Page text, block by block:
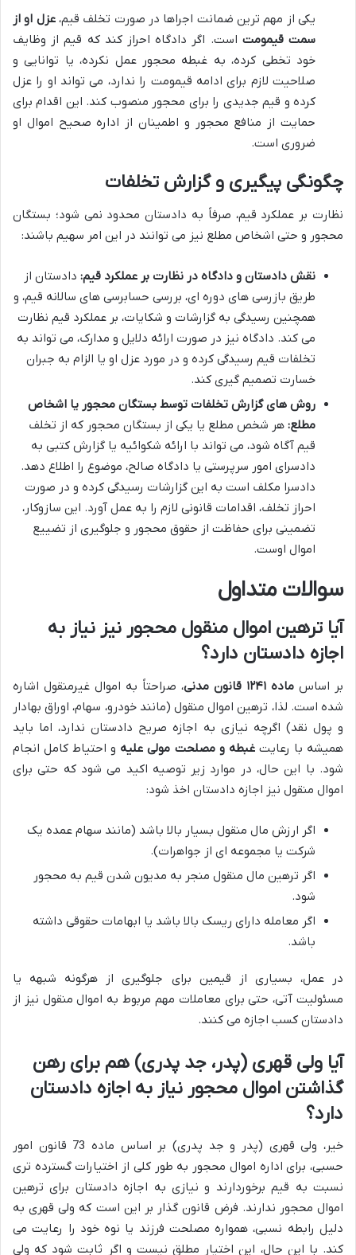
یکی از مهم ترین ضمانت اجراها در صورت تخلف قیم،عزل او از
سمت قیمومت است. اگر دادگاه احراز کند که قیم از وظایف
خود تخطی کرده، به غبطه محجور عمل نکرده، یا توانایی و
صلاحیت لازم برای ادامه قیمومت را ندارد، می تواند او را عزل
کرده و قیم جدیدی را برای محجور منصوب کند. این اقدام برای
حمایت از منافع محجور و اطمینان از اداره صحیح اموال او
ضروری است.
چگونگی پیگیری و گزارش تخلفات
نظارت بر عملکرد قیم، صرفاً به دادستان محدود نمی شود؛ بستگان
محجور و حتی اشخاص مطلع نیز می توانند در این امر سهیم باشند:
نقش دادستان و دادگاه در نظارت بر عملکرد قیم: دادستان از
طریق بازرسی های دوره ای، بررسی حسابرسی های سالانه قیم، و
همچنین رسیدگی به گزارشات و شکایات، بر عملکرد قیم نظارت
می کند. دادگاه نیز در صورت ارائه دلایل و مدارک، می تواند به
تخلفات قیم رسیدگی کرده و در مورد عزل او یا الزام به جبران
خسارت تصمیم گیری کند.
روش های گزارش تخلفات توسط بستگان محجور یا اشخاص
مطلع: هر شخص مطلع یا یکی از بستگان محجور که از تخلف
قیم آگاه شود، می تواند با ارائه شکوائیه یا گزارش کتبی به
دادسرای امور سرپرستی یا دادگاه صالح، موضوع را اطلاع دهد.
دادسرا مکلف است به این گزارشات رسیدگی کرده و در صورت
احراز تخلف، اقدامات قانونی لازم را به عمل آورد. این سازوکار،
تضمینی برای حفاظت از حقوق محجور و جلوگیری از تضییع
اموال اوست.
سوالات متداول
آیا ترهین اموال منقول محجور نیز نیاز به
اجازه دادستان دارد؟
بر اساس ماده ۱۲۴۱ قانون مدنی
، صراحتاً به اموال غیرمنقول اشاره
شده است. لذا، ترهین اموال منقول (مانند خودرو، سهام، اوراق بهادار
و پول نقد) اگرچه نیازی به اجازه صریح دادستان ندارد، اما باید
همیشه با رعایتغبطه و مصلحت مولی علیه و احتیاط کامل انجام
شود. با این حال، در موارد زیر توصیه اکید می شود که حتی برای
اموال منقول نیز اجازه دادستان اخذ شود:
اگر ارزش مال منقول بسیار بالا باشد (مانند سهام عمده یک
شرکت یا مجموعه ای از جواهرات).
اگر ترهین مال منقول منجر به مدیون شدن قیم به محجور
شود.
اگر معامله دارای ریسک بالا باشد یا ابهامات حقوقی داشته
باشد.
در عمل، بسیاری از قیمین برای جلوگیری از هرگونه شبهه یا
مسئولیت آتی، حتی برای معاملات مهم مربوط به اموال منقول نیز از
دادستان کسب اجازه می کنند.
آیا ولی قهری (پدر، جد پدری) هم برای رهن
گذاشتن اموال محجور نیاز به اجازه دادستان
دارد؟
خیر، ولی قهری (پدر و جد پدری) بر اساس ماده 73 قانون امور
حسبی، برای اداره اموال محجور به طور کلی از اختیارات گسترده تری
نسبت به قیم برخوردارند و نیازی به اجازه دادستان برای ترهین
اموال محجور ندارند. فرض قانون گذار بر این است که ولی قهری به
دلیل رابطه نسبی، همواره مصلحت فرزند یا نوه خود را رعایت می
کند. با این حال، این اختیار مطلق نیست و اگر ثابت شود که ولی